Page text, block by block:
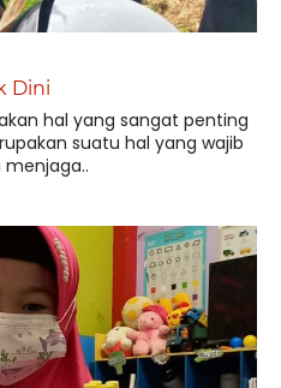
Dini
hal yang sangat penting
suatu hal yang wajib